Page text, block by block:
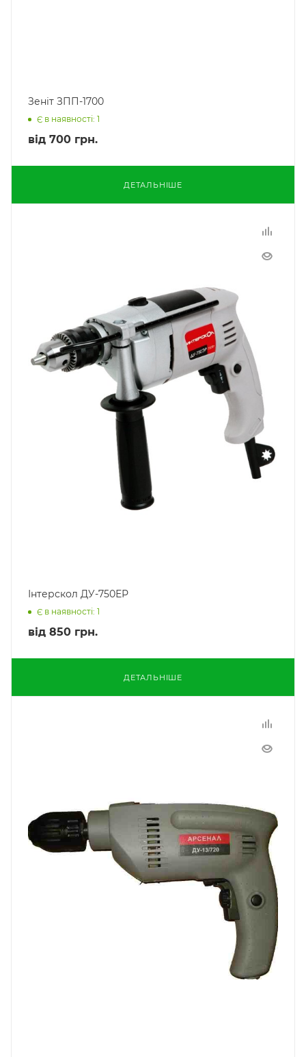
Зеніт ЗПП-1700
Є в наявності: 1
від 700 грн.
ДЕТАЛЬНІШЕ
Інтерскол ДУ-750ЕР
Є в наявності: 1
від 850 грн.
ДЕТАЛЬНІШЕ